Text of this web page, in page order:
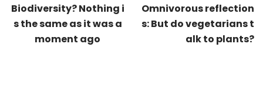
Biodiversity? Nothing i
s the same as it was a
moment ago
Omnivorous reflection
s: But do vegetarians t
alk to plants?